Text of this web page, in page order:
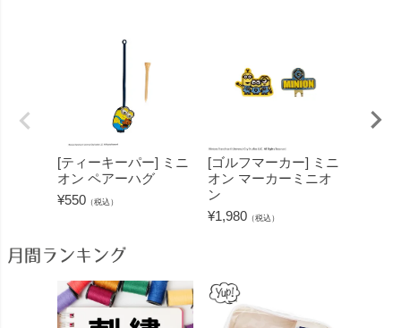
[ティーキーパー] ミニ
オン ペアーハグ
¥550 （税込）
[ゴルフマーカー] ミニ
オン マーカーミニオ
ン
¥1,980 （税込）
月間ランキング